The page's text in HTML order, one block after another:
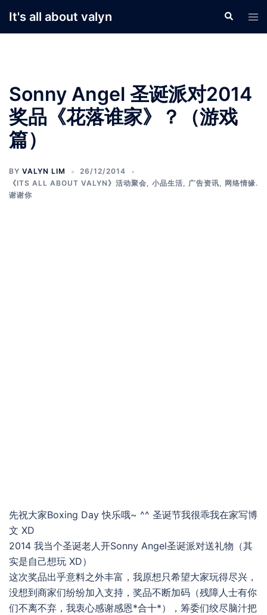
It's all about valyn Search
Sonny Angel 圣诞派对2014
奖品《花落谁家》？（游戏
篇）
BY VALYN LIM
26/12/2014
《ITS ALL ABOUT VALYN》活动聚会, 小品生活, 广告资讯, 网络情缘.
谢谢你
先祝大家Boxing Day 快乐哦~ ^^ 圣诞节我很乖我在家写博
文 XD
2014 我当个圣诞老人开Sonny Angel圣诞派对送礼物（其
实是自己想玩 XD）
这次奖品出乎意料之外丰富，我原想只希望大家玩得尽兴，
没想到商家们纷纷加入支持，奖品不断加码（残障人士有你
们不离不弃，我衷心感谢感恩*合十*），筹委们绞尽脑汁把